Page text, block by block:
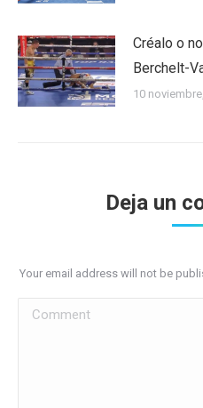
Créalo o
Berchelt-
10
Deja un
Your email address will not be
Comment